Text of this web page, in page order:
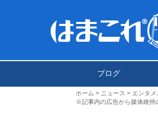
ブログ
ホーム ニュース
エンタメ
※記事内の広告から媒体維持